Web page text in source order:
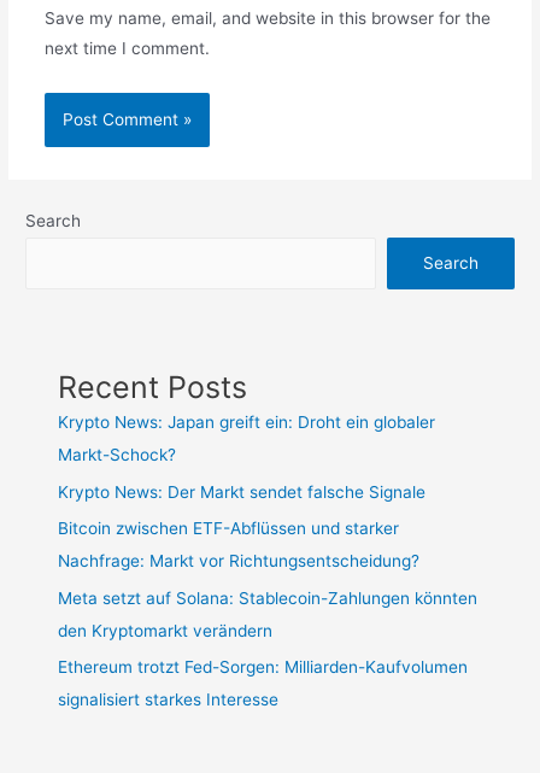
Save my name, email, and website in this browser for the
next time I comment.
Search
Search
Recent Posts
Krypto News: Japan greift ein: Droht ein globaler
Markt-Schock?
Krypto News: Der Markt sendet falsche Signale
Bitcoin zwischen ETF-Abflüssen und starker
Nachfrage: Markt vor Richtungsentscheidung?
Meta setzt auf Solana: Stablecoin-Zahlungen könnten
den Kryptomarkt verändern
Ethereum trotzt Fed-Sorgen: Milliarden-Kaufvolumen
signalisiert starkes Interesse